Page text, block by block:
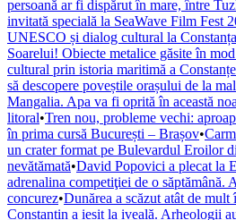
persoană ar fi dispărut în mare, între
invitată specială la SeaWave Film Fest
UNESCO și dialog cultural la Constanța
Soarelui! Obiecte metalice găsite în
cultural prin istoria maritimă a
să descopere poveștile orașului de la
Mangalia. Apa va fi oprită în această
litoral•Tren nou, probleme vechi:
în prima cursă București – Brașov•
un crater format pe Bulevardul Eroilor
nevătămată•David Popovici a plecat la
adrenalina competiţiei de o săptămână.
concurez•Dunărea a scăzut atât de
Constantin a ieșit la iveală. Arheologii